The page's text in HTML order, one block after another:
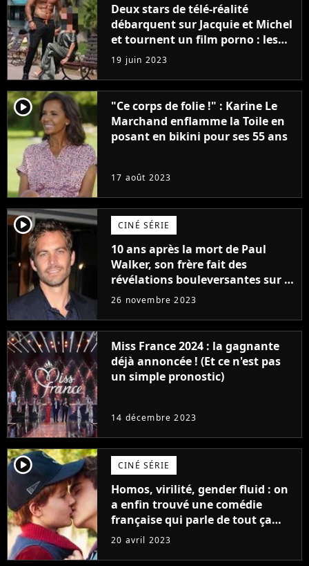
Deux stars de télé-réalité
débarquent sur Jacquie et Michel
et tournent un film porno : les
premières images du tournage
(exclu)
19 juin 2023
player2
"Ce corps de folie !" : Karine Le
Marchand enflamme la Toile en
posant en bikini pour ses 55 ans
17 août 2023
player2 CINÉ SÉRIE
10 ans après la mort de Paul
Walker, son frère fait des
révélations bouleversantes sur la
réaction des acteurs de Fast and
26 novembre 2023
Miss France 2024 : la gagnante
déjà annoncée ! (Et ce n'est pas
un simple pronostic)
14 décembre 2023
player2 CINÉ SÉRIE
Homos, virilité, gender fluid : on
a enfin trouvé une comédie
française qui parle de tout ça
sans être super ringarde
20 avril 2023